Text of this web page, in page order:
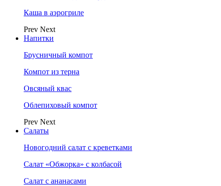
Каша в аэрогриле
Prev Next
Напитки
Брусничный компот
Компот из терна
Овсяный квас
Облепиховый компот
Prev Next
Салаты
Новогодний салат с креветками
Салат «Обжорка» с колбасой
Салат с ананасами